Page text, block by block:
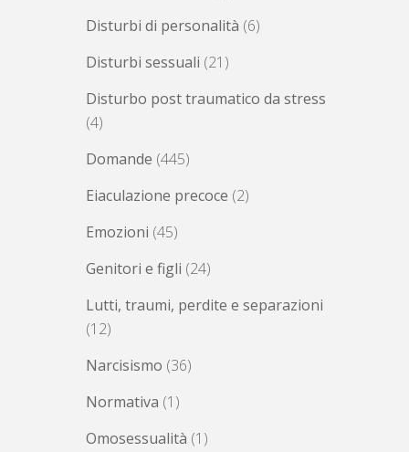
Disturbi di personalità (6)
Disturbi sessuali (21)
Disturbo post traumatico da stress
(4)
Domande (445)
Eiaculazione precoce (2)
Emozioni (45)
Genitori e figli (24)
Lutti, traumi, perdite e separazioni
(12)
Narcisismo (36)
Normativa (1)
Omosessualità (1)